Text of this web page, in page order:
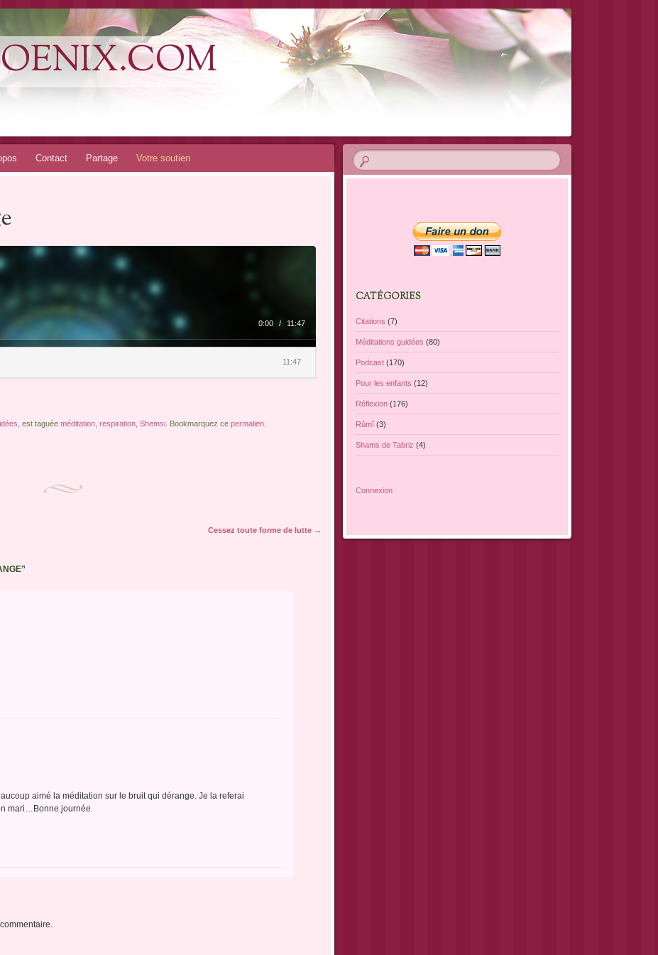
Contact Partage Votre soutien
0:00 / 11:47
11:47
, est taguée méditation, respiration, Shemsi. Bookmarquez ce permalien.
Cessez toute forme de lutte →
”
aimé la méditation sur le bruit qui dérange. Je la referai
mari…Bonne journée
CATÉGORIES
Citations (7)
Méditations guidées (80)
Podcast (170)
Pour les enfants (12)
Réflexion (176)
Rûmî (3)
Shams de Tabriz (4)
Connexion